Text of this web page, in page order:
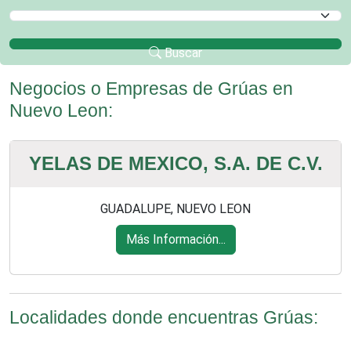
Selecciona un Municipio
Buscar
Negocios o Empresas de Grúas en
Nuevo Leon:
YELAS DE MEXICO, S.A. DE C.V.
GUADALUPE, NUEVO LEON
Más Información...
Localidades donde encuentras Grúas: